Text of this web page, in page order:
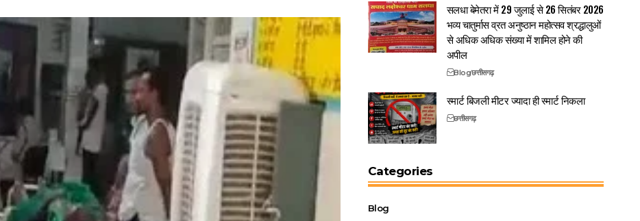
सलधा बेमेतरा में 29 जुलाई से 26 सितंबर 2026
भव्य चातुर्मास व्रत अनुष्ठान महोत्सव श्रद्धालुओं
से अधिक अधिक संख्या में शामिल होने की
अपील
Blogछत्तीसगढ़
स्मार्ट बिजली मीटर ज्यादा ही स्मार्ट निकला
छत्तीसगढ़
Categories
Blog